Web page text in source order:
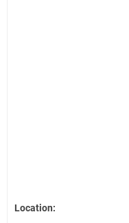
Location: